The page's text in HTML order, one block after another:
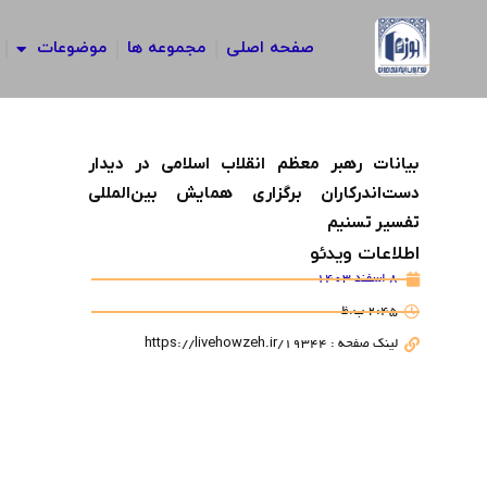
صفحه اصلی مجموعه ها موضوعات
بیانات رهبر معظم انقلاب اسلامی در دیدار
دست‌اندرکاران برگزاری همایش بین‌المللی
تفسیر تسنیم
اطلاعات ویدئو
8 اسفند 1403
2:45 ب.ظ
لینک صفحه : https://livehowzeh.ir/19344